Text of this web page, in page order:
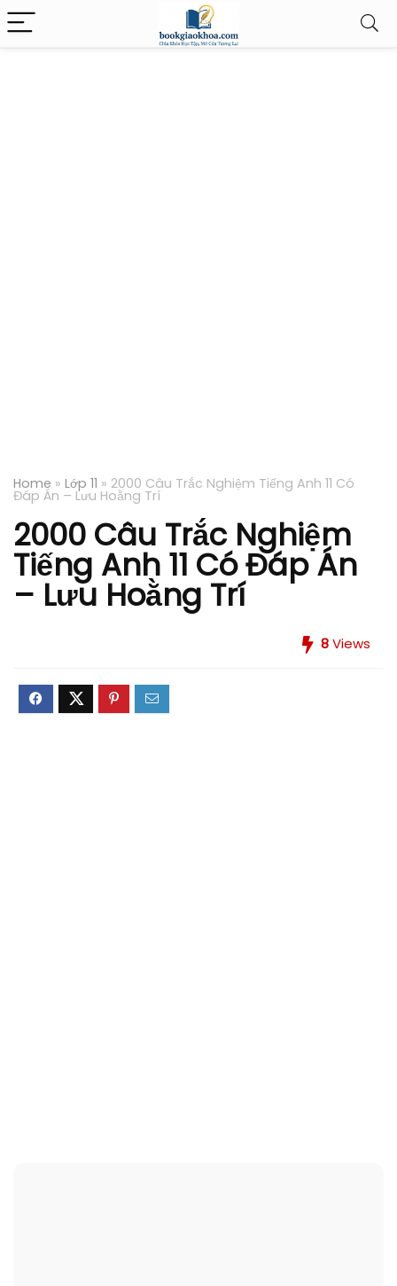
Home » Lớp 11 » 2000 Câu Trắc Nghiệm Tiếng Anh 11 Có
Đáp Án – Lưu Hoằng Trí
2000 Câu Trắc Nghiệm
Tiếng Anh 11 Có Đáp Án
– Lưu Hoằng Trí
8Views